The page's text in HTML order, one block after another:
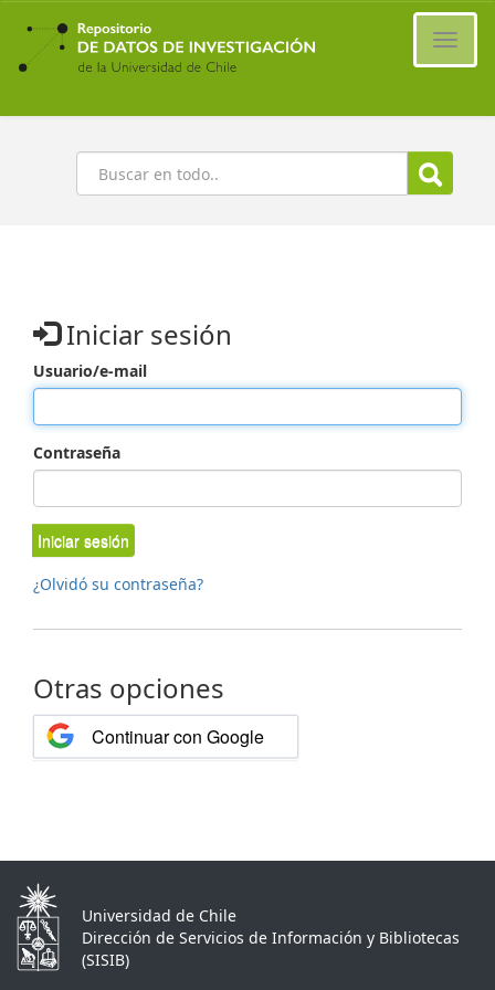
Ir
contenido
principal
Buscar
Iniciar sesión
Usuario/e-mail
Contraseña
Iniciar sesión
¿Olvidó su contraseña?
Otras opciones
Continuar con Google
Universidad de Chile
Dirección de Servicios de Información y Bibliotecas
(SISIB)